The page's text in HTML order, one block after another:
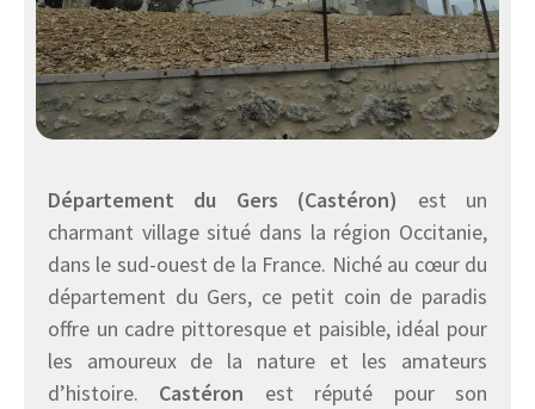
Département du Gers (Castéron) est un
charmant village situé dans la région Occitanie,
dans le sud-ouest de la France. Niché au cœur du
département du Gers, ce petit coin de paradis
offre un cadre pittoresque et paisible, idéal pour
les amoureux de la nature et les amateurs
d’histoire. Castéron est réputé pour son